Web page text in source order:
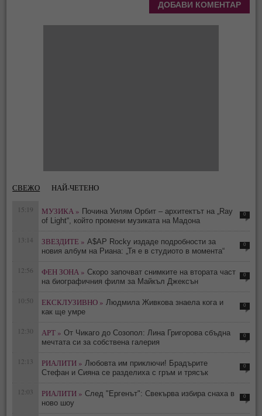
СВЕЖО НАЙ-ЧЕТЕНО
15:19 МУЗИКА » Почина Уилям Орбит – архитектът на „Ray
of Light“, който промени музиката на Мадона
0
13:14 ЗВЕЗДИТЕ » A$AP Rocky издаде подробности за
новия албум на Риана: „Тя е в студиото в момента“
0
12:56 ФЕН ЗОНА » Скоро започват снимките на втората част
на биографичния филм за Майкъл Джексън
0
10:50 ЕКСКЛУЗИВНО » Людмила Живкова знаела кога и
как ще умре
0
12:30 АРТ » От Чикаго до Созопол: Лина Григорова сбъдна
мечтата си за собствена галерия
0
12:13 РИАЛИТИ » Любовта им приключи! Брадърите
Стефан и Сияна се разделиха с гръм и трясък
0
12:03 РИАЛИТИ » След "Ергенът": Свекърва избира снаха в
ново шоу
0